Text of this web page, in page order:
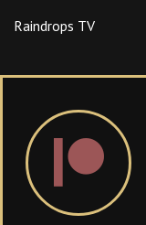
Raindrops TV